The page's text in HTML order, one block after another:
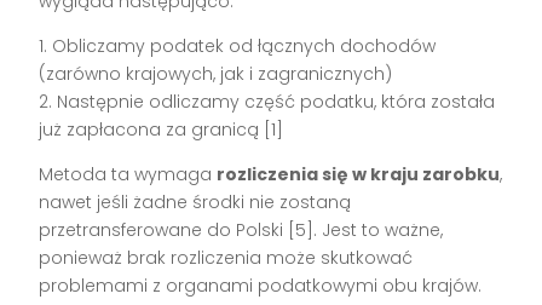
1. Obliczamy podatek od łącznych dochodów
(zarówno krajowych, jak i zagranicznych)
2. Następnie odliczamy część podatku, która została
już zapłacona za granicą [1]
Metoda ta wymaga rozliczenia się w kraju zarobku,
nawet jeśli żadne środki nie zostaną
przetransferowane do Polski [5]. Jest to ważne,
ponieważ brak rozliczenia może skutkować
problemami z organami podatkowymi obu krajów.